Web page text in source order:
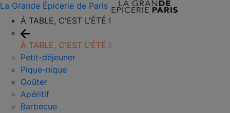
La Grande Épicerie de Paris
À TABLE, C'EST L'ÉTÉ !
À TABLE, C'EST L'ÉTÉ !
Petit-déjeuner
Pique-nique
Goûter
Apéritif
Barbecue